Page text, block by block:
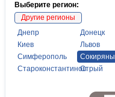
Выберите регион:
Другие регионы
Днепр
Донецк
Киев
Львов
Симферополь
Сокиряны
СтароконстантиновСтрый